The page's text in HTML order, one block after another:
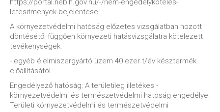
https://portal.nebih.gov.hu/-/nem-engedelykoteles-
letesitmenyek-bejelentese
A környezetvédelmi hatóság előzetes vizsgálatban hozott
döntésétől függően környezeti hatásvizsgálatra kötelezett
tevékenységek:
- egyéb élelmiszergyártó üzem 40 ezer t/év késztermék
előállításától
Engedélyező hatóság: A területileg illetékes -
környezetvédelmi és természetvédelmi hatóság engedélye.
Területi környezetvédelmi és természetvédelmi